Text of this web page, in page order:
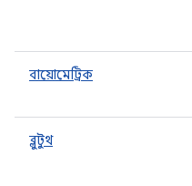
বায়োমেট্রিক
ব্লুটুথ